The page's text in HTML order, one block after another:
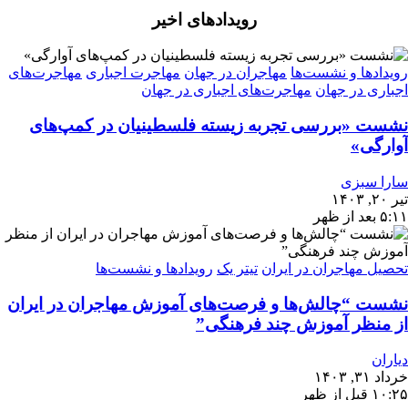
رویدادهای اخیر
رویدادها و نشست‌ها مهاجران در جهان مهاجرت اجباری مهاجرت‌های
اجباری در جهان مهاجرت‌های اجباری در جهان
نشست «بررسی تجربه‌ زیسته فلسطینیان در کمپ‌های
آوارگی»
سارا سبزی
تیر ۲۰, ۱۴۰۳
۵:۱۱ بعد از ظهر
تحصیل مهاجران در ایران تیتر یک رویدادها و نشست‌ها
نشست “چالش‌ها و فرصت‌های آموزش مهاجران در ایران
از منظر آموزش چند فرهنگی”
دیاران
خرداد ۳۱, ۱۴۰۳
۱۰:۲۵ قبل از ظهر